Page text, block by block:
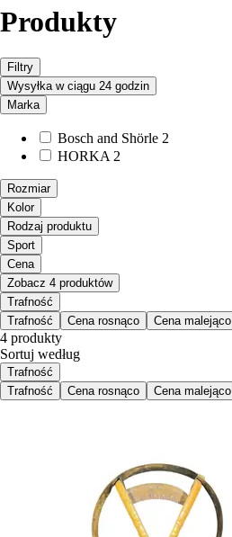
Produkty
Filtry
Wysyłka w ciągu 24 godzin
Marka
Bosch and Shörle 2
HORKA 2
Rozmiar
Kolor
Rodzaj produktu
Sport
Cena
Zobacz 4 produktów
Trafność
Trafność
Cena rosnąco Cena malejąco
4 produkty
Sortuj według
Trafność
Trafność
Cena rosnąco Cena malejąco